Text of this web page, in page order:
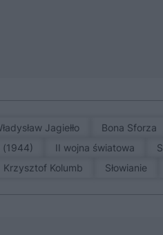
Władysław Jagiełło Bona Sforza
(1944)
II wojna światowa
Krzysztof Kolumb Słowianie